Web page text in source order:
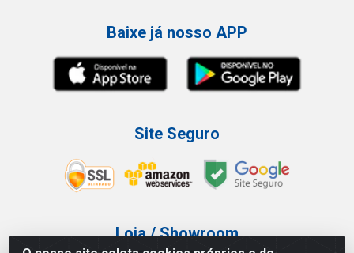
Baixe já nosso APP
Site Seguro
Loja / Showroom